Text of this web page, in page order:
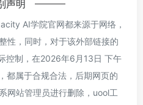
声明
AI学院官网都来源于网络，
性，同时，对于该外部链接的
控制，在2026年6月13日 下午
都属于合规合法，后期网页的
网站管理员进行删除，uool工